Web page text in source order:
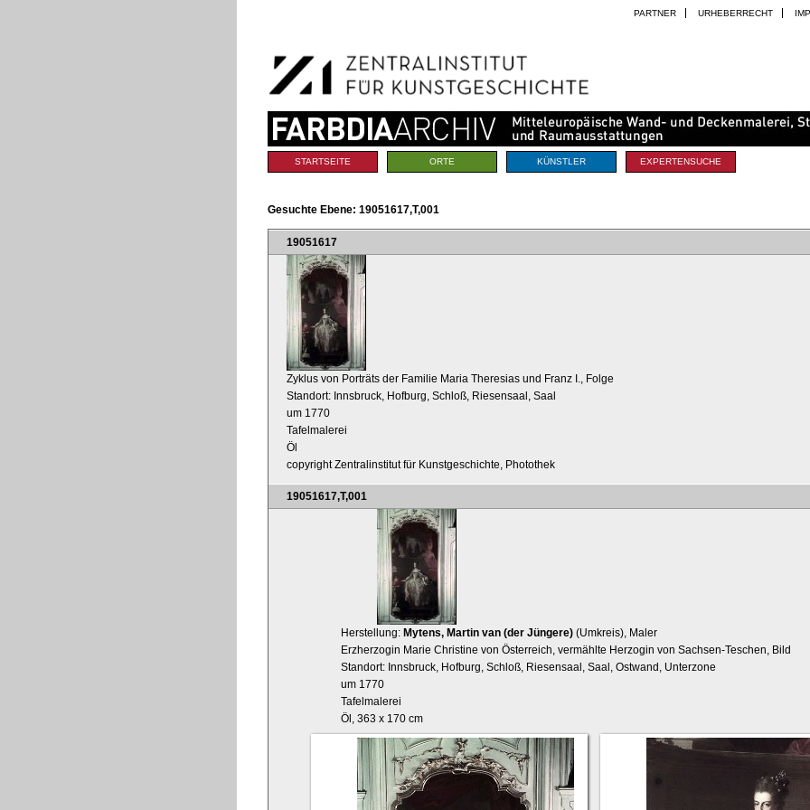
Navigation
PARTNER URHEBERRECHT
Sektionen
STARTSEITE ORTE KÜNSTLER EXPERTENSUCHE
Gesuchte Ebene: 19051617,T,001
19051617
Zyklus von Porträts der Familie Maria Theresias und Franz I., Folge
Standort: Innsbruck, Hofburg, Schloß, Riesensaal, Saal
um 1770
Tafelmalerei
Öl
copyright Zentralinstitut für Kunstgeschichte, Photothek
19051617,T,001
Herstellung: Mytens, Martin van (der Jüngere) (Umkreis), Maler
Erzherzogin Marie Christine von Österreich, vermählte Herzogin von Sachsen-Teschen, Bild
Standort: Innsbruck, Hofburg, Schloß, Riesensaal, Saal, Ostwand, Unterzone
um 1770
Tafelmalerei
Öl, 363 x 170 cm